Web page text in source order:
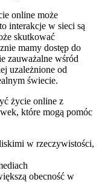
online może
interakcje w sieci są
skutkować
mamy dostęp do
zauważalne wśród
uzależnione od
świecie.
życie online z
które mogą pomóc
w rzeczywistości,
obecność w